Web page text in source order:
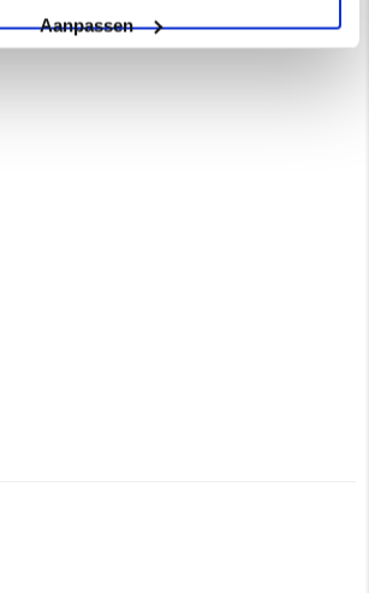
Aanpassen